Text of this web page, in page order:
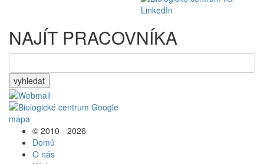
NAJÍT PRACOVNÍKA
vyhledat
© 2010 - 2026
Domů
O nás